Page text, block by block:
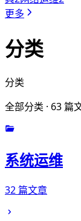
更多
分类
分类
全部分类 · 63 篇
系统运维
32 篇文章